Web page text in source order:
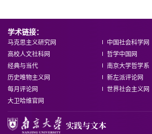
学术链接：
马克思主义研究网
中国社会科学网
高校人文社科网
哲学中国网
经典与当代
南京大学哲学系
历史唯物主义网
新左派评论网
每月评论网
世界社会主义网
大卫哈维官网